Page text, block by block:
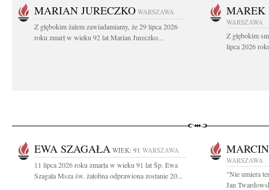
MARIAN JURECZKO WARSZAWA
Z głębokim żalem zawiadamiamy, że 29 lipca 2026
roku zmarł w wieku 92 lat Marian Jureczko...
MAREK
WARSZAWA
Z głębokim
lipca 2026
EWA SZAGAŁA WIEK: 91 WARSZAWA
11 lipca 2026 roku zmarła w wieku 91 lat Śp. Ewa
Szagała Msza św. żałobna odprawiona zostanie 20...
WARSZAWA
"Nie umiera
Jan